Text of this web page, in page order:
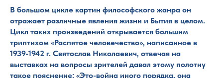
В большом цикле картин философского жанра он
отражает различные явления жизни и Бытия в целом.
Цикл таких произведений открывается большим
триптихом «Распятое человечество», написанное в
1939-1942 г. Святослав Николаевич, отвечая на
выставках на вопросы зрителей давал этому полотну
такое пояснение: «Это-война иного порядка, она